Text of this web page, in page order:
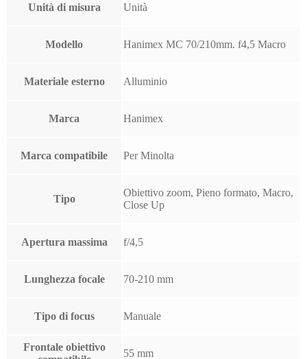
Unità di misura Unità
Modello Hanimex MC 70/210mm. f4,5 Macro
Materiale esterno Alluminio
Marca Hanimex
Marca compatibile Per Minolta
Tipo
Obiettivo zoom, Pieno formato, Macro,
Close Up
Apertura massima f/4,5
Lunghezza focale 70-210 mm
Tipo di focus Manuale
Frontale obiettivo
55 mm